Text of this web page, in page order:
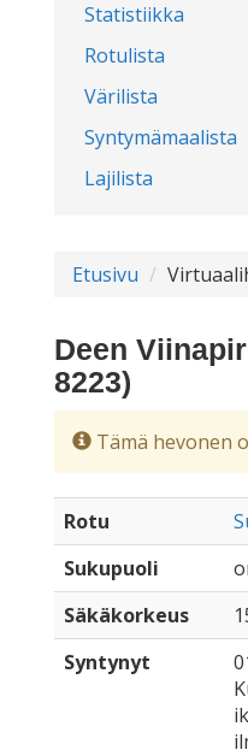
Statistiikka
Rotulista
Värilista
Syntymämaalista
Lajilista
Etusivu
Deen
8223)
Tämä hevonen
Rotu
Sukupuoli
Säkäkorkeus
Syntynyt